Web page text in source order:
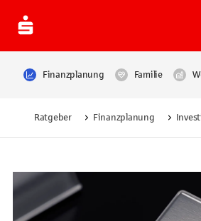
Finanzplanung Familie
Ratgeber Finanzplanung